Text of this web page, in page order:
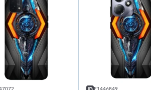
F1446849